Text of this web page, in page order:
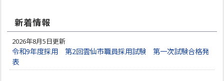
新着情報
2026年8月5日更新
令和9年度採用 第2回雲仙市職員採用試験 第一次試験合格発
表